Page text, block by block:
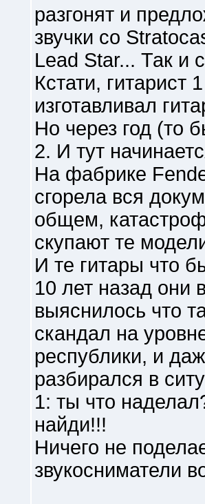
разгонят и
звучки со
Lead Star... Так и
Кстати,
изготавливал
Но через год (то
2. И тут
На фабрике
сгорела вся
общем,
скупают те
И те гитары что
10 лет назад они
выяснилось что
скандал на
республики, и
разбирался в
1: ты что
найди!!!
Ничего не
звукосниматели